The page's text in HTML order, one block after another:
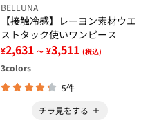
BELLUNA
【接触冷感】レーヨン素材ウエ
ストタック使いワンピース
¥2,631 ～ ¥3,511 (税込)
3colors
5件
チラ見をする